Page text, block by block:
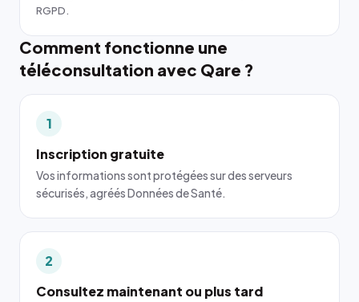
RGPD.
Comment fonctionne une
téléconsultation avec Qare ?
1
Inscription gratuite
Vos informations sont protégées sur des serveurs
sécurisés, agréés Données de Santé.
2
Consultez maintenant ou plus tard